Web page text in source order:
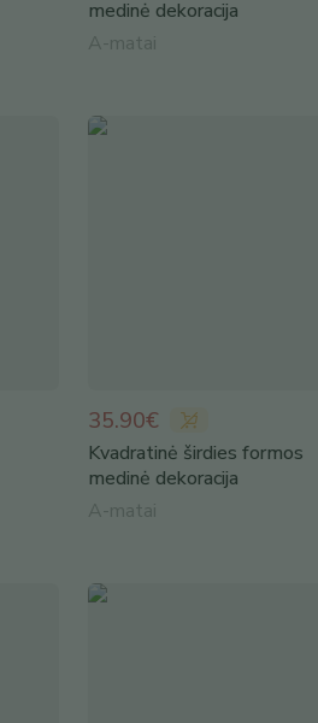
medinė dekoracija
A-matai
35.90€
Kvadratinė širdies formos
medinė dekoracija
A-matai